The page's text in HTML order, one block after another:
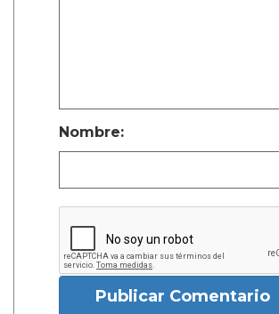
Nombre:
Publicar Comentario